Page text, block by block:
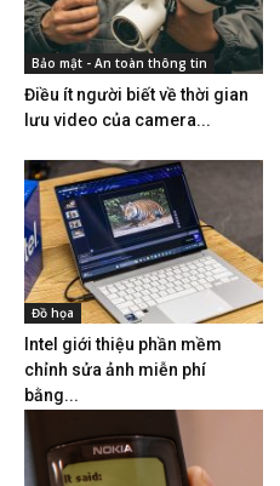
Bảo mật - An toàn thông tin
Điều ít người biết về thời gian
lưu video của camera...
Đồ họa
Intel giới thiệu phần mềm
chỉnh sửa ảnh miễn phí
bằng...